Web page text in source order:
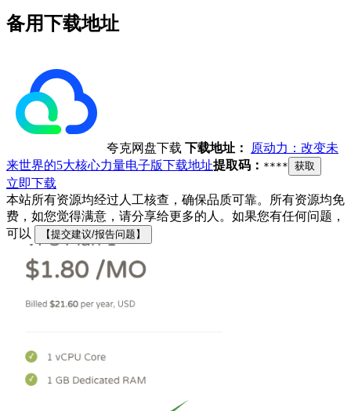
备用下载地址
夸克网盘下载 下载地址：
原动力：改变未
来世界的5大核心力量电子版下载地址提取码： **** 获取
立即下载
本站所有资源均经过人工核查，确保品质可靠。所有资源均免
费，如您觉得满意，请分享给更多的人。如果您有任何问题，
可以
【提交建议/报告问题】